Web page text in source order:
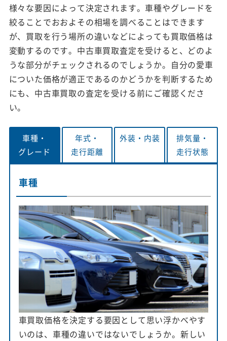
様々な要因によって決定されます。車種やグレードを
絞ることでおおよその相場を調べることはできます
が、買取を行う場所の違いなどによっても買取価格は
変動するのです。中古車買取査定を受けると、どのよ
うな部分がチェックされるのでしょうか。自分の愛車
についた価格が適正であるのかどうかを判断するため
にも、中古車買取の査定を受ける前にご確認くださ
い。
車種・
グレード
年式・
走行距離
外装・ 内装
排気量・
走行状態
車種
車買取価格を決定する要因として思い浮かべやす
いのは、車種の違いではないでしょうか。新しい